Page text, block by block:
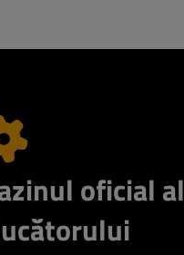
oficial al